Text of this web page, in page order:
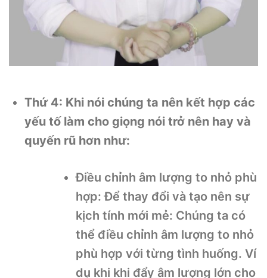
Thứ 4: Khi nói chúng ta nên kết hợp các
yếu tố làm cho giọng nói trở nên hay và
quyến rũ hơn như:
Điều chỉnh âm lượng to nhỏ phù
hợp: Để thay đổi và tạo nên sự
kịch tính mới mẻ: Chúng ta có
thể điều chỉnh âm lượng to nhỏ
phù hợp với từng tình huống. Ví
dụ khi khi đẩy âm lượng lớn cho